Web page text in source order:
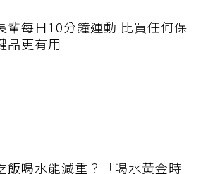
輩每日10分鐘運動 比買任何保
品更有用
飯喝水能減重？「喝水黃金時